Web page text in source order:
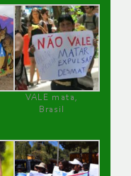
VALE mata,
Brasil